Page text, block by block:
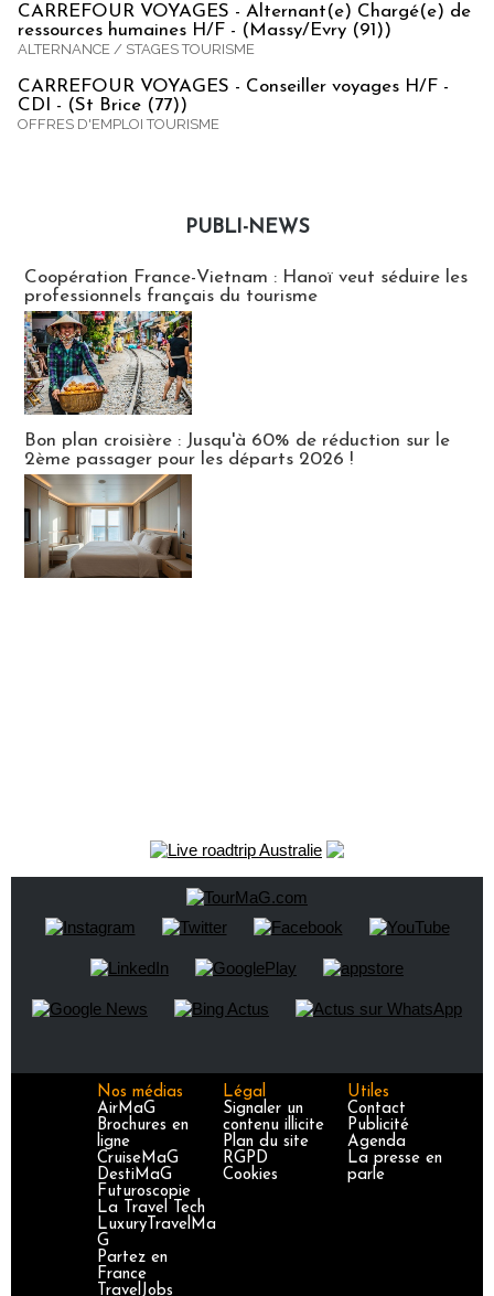
CARREFOUR VOYAGES - Alternant(e) Chargé(e) de
ressources humaines H/F - (Massy/Evry (91))
ALTERNANCE / STAGES TOURISME
CARREFOUR VOYAGES - Conseiller voyages H/F -
CDI - (St Brice (77))
OFFRES D'EMPLOI TOURISME
PUBLI-NEWS
Coopération France-Vietnam : Hanoï veut séduire les
professionnels français du tourisme
Bon plan croisière : Jusqu'à 60% de réduction sur le
2ème passager pour les départs 2026 !
Nos médias
AirMaG
Brochures en
ligne
CruiseMaG
DestiMaG
Futuroscopie
La Travel Tech
LuxuryTravelMa
G
Partez en
France
TravelJobs
Légal
Signaler un
contenu illicite
Plan du site
RGPD
Cookies
Utiles
Contact
Publicité
Agenda
La presse en
parle